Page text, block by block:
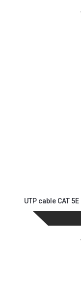
UTP cable CAT